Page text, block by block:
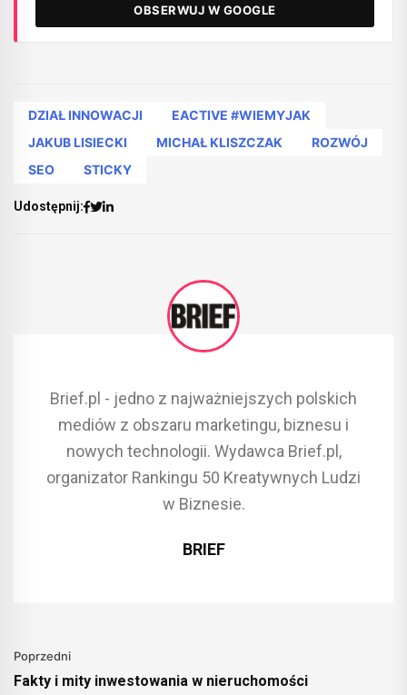
OBSERWUJ W GOOGLE
DZIAŁ INNOWACJI
EACTIVE #WIEMYJAK
JAKUB LISIECKI
MICHAŁ KLISZCZAK
ROZWÓJ
SEO
STICKY
Udostępnij:
Brief.pl - jedno z najważniejszych polskich
mediów z obszaru marketingu, biznesu i
nowych technologii. Wydawca Brief.pl,
organizator Rankingu 50 Kreatywnych Ludzi
w Biznesie.
BRIEF
Poprzedni
Fakty i mity inwestowania w nieruchomości